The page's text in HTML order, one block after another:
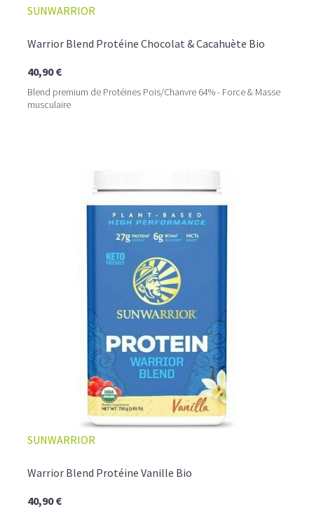
SUNWARRIOR
Warrior Blend Protéine Chocolat & Cacahuète Bio
40,90 €
Blend premium de Protéines Pois/Chanvre 64% - Force & Masse
musculaire
SUNWARRIOR
Warrior Blend Protéine Vanille Bio
40,90 €